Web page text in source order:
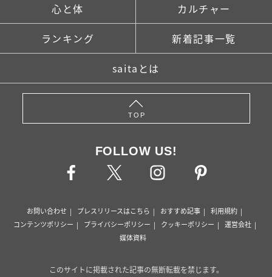
心と体 カルチャー
ランキング 新着記事一覧
saitaとは
TOP
FOLLOW US!
お問い合わせ プレスリリースはこちら おすすめ記事
利用規約
コンテンツポリシー
プライバシーポリシー クッキーポリシー
運営会社
媒体資料
このサイトに掲載された記事の無断転載を禁じます。